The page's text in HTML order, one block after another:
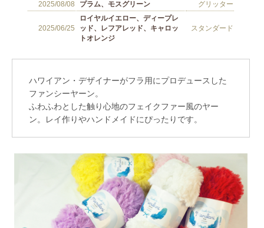
ハワイアン・デザイナーがフラ用にプロデュースした
ファンシーヤーン。
ふわふわとした触り心地のフェイクファー風のヤー
ン。レイ作りやハンドメイドにぴったりです。